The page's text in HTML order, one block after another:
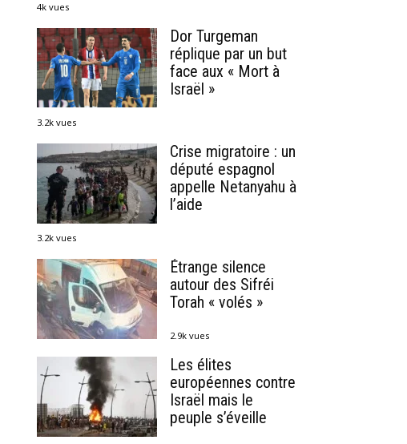
4k vues
Dor Turgeman
réplique par un but
face aux « Mort à
Israël »
3.2k vues
Crise migratoire : un
député espagnol
appelle Netanyahu à
l’aide
3.2k vues
Étrange silence
autour des Sifréi
Torah « volés »
2.9k vues
Les élites
européennes contre
Israël mais le
peuple s’éveille